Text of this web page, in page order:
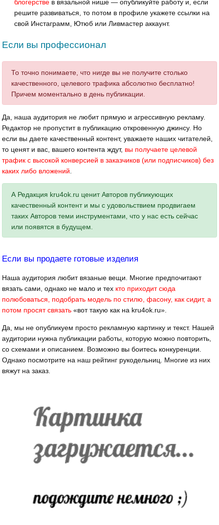
блогерствев вязальной нише — опубликуйте работу и, если
решите развиваться, то потом в профиле укажете ссылки на
свой Инстаграмм, Ютюб или Ливмастер аккаунт.
Если вы профессионал
То точно понимаете, что нигде вы не получите столько
качественного, целевого трафика абсолютно бесплатно!
Причем моментально в день публикации.
Да, наша аудитория не любит прямую и агрессивную рекламу.
Редактор не пропустит в публикацию откровенную джинсу. Но
если вы даете качественный контент, уважаете наших читателей,
то ценят и вас, вашего контента ждут, вы получаете целевой
трафик с высокой конверсией в заказчиков (или подписчиков) без
каких либо вложений
А Редакция kru4ok.ru ценит Авторов публикующих
качественный контент и мы с удовольствием продвигаем
таких Авторов теми инструментами, что у нас есть сейчас
или появятся в будущем.
Если вы продаете готовые изделия
Наша аудитория любит вязаные вещи. Многие предпочитают
вязать сами, однако не мало и тех кто приходит сюда
полюбоваться, подобрать модель по стилю, фасону, как сидит, а
потом просят связать «вот такую как на kru4ok.ru».
Да, мы не опубликуем просто рекламную картинку и текст. Нашей
аудитории нужна публикации работы, которую можно повторить,
со схемами и описанием. Возможно вы боитесь конкуренции.
Однако посмотрите на наш рейтинг рукодельниц. Многие из них
вяжут на заказ.